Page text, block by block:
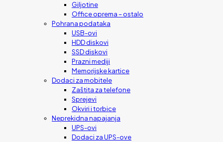
Giljotine
Office oprema – ostalo
Pohrana podataka
USB-ovi
HDD diskovi
SSD diskovi
Prazni mediji
Memorijske kartice
Dodaci za mobitele
Zaštita za telefone
Sprejevi
Okviri i torbice
Neprekidna napajanja
UPS-ovi
Dodaci za UPS-ove